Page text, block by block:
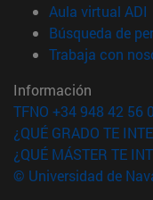
Aula virtual ADI
Búsqueda de
Trabaja con
Información
TFNO +34 948 42 56
¿QUÉ GRADO TE
¿QUÉ MÁSTER TE
© Universidad de